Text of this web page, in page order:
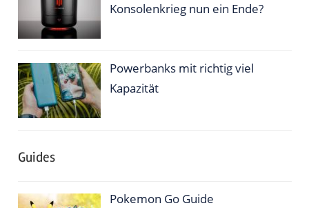
Konsolenkrieg nun ein Ende?
Powerbanks mit richtig viel
Kapazität
Guides
Pokemon Go Guide